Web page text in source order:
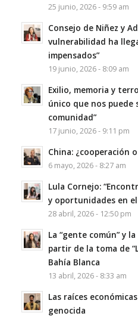
25 junio, 2026 - 9:59 am
Consejo de Niñez y
vulnerabilidad ha
impensados”
19 junio, 2026 - 8:09 am
Exilio, memoria y
único que nos puede
comunidad”
17 junio, 2026 - 9:11 pm
China: ¿cooperación
6 mayo, 2026 - 8:27 am
Lula Cornejo:
y oportunidades en
28 abril, 2026 - 12:50 pm
La “gente común” y
partir de la toma de
Bahía Blanca
13 abril, 2026 - 8:33 am
Las raíces
genocida